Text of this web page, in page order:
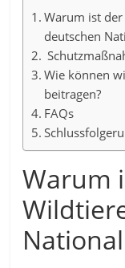
Warum ist
deutschen
Wie können
beitragen?
FAQs
Warum